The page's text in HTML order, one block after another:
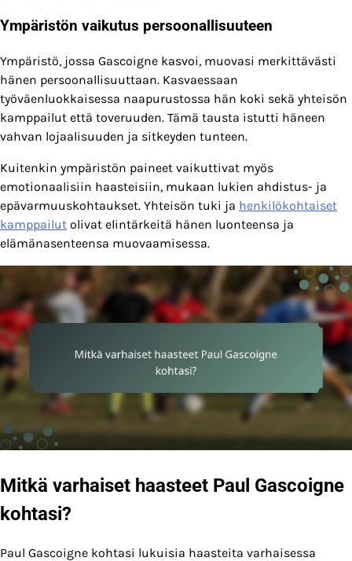
Ympäristön vaikutus persoonallisuuteen
Ympäristö, jossa Gascoigne kasvoi, muovasi merkittävästi
hänen persoonallisuuttaan. Kasvaessaan
työväenluokkaisessa naapurustossa hän koki sekä yhteisön
kamppailut että toveruuden. Tämä tausta istutti häneen
vahvan lojaalisuuden ja sitkeyden tunteen.
Kuitenkin ympäristön paineet vaikuttivat myös
emotionaalisiin haasteisiin, mukaan lukien ahdistus- ja
epävarmuuskohtaukset. Yhteisön tuki ja henkilökohtaiset
kamppailut olivat elintärkeitä hänen luonteensa ja
elämänasenteensa muovaamisessa.
Mitkä varhaiset haasteet Paul Gascoigne
kohtasi?
Paul Gascoigne kohtasi lukuisia haasteita varhaisessa